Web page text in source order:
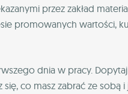
przez zakład
promowanych wartości,
dnia w pracy.
co masz zabrać ze sobą